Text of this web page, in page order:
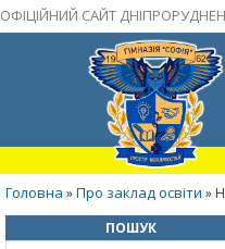
ОФІЦІЙНИЙ САЙТ
Головна »Про заклад освіти »
ПОШУК